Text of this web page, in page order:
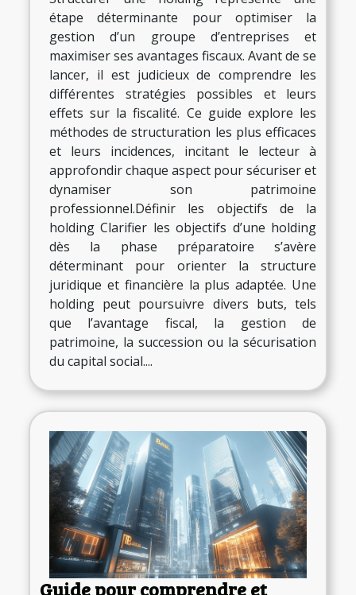
étape déterminante pour optimiser la
gestion d’un groupe d’entreprises et
maximiser ses avantages fiscaux. Avant de se
lancer, il est judicieux de comprendre les
différentes stratégies possibles et leurs
effets sur la fiscalité. Ce guide explore les
méthodes de structuration les plus efficaces
et leurs incidences, incitant le lecteur à
approfondir chaque aspect pour sécuriser et
dynamiser son patrimoine
professionnel.Définir les objectifs de la
holding Clarifier les objectifs d’une holding
dès la phase préparatoire s’avère
déterminant pour orienter la structure
juridique et financière la plus adaptée. Une
holding peut poursuivre divers buts, tels
que l’avantage fiscal, la gestion de
patrimoine, la succession ou la sécurisation
du capital social....
Guide pour comprendre et